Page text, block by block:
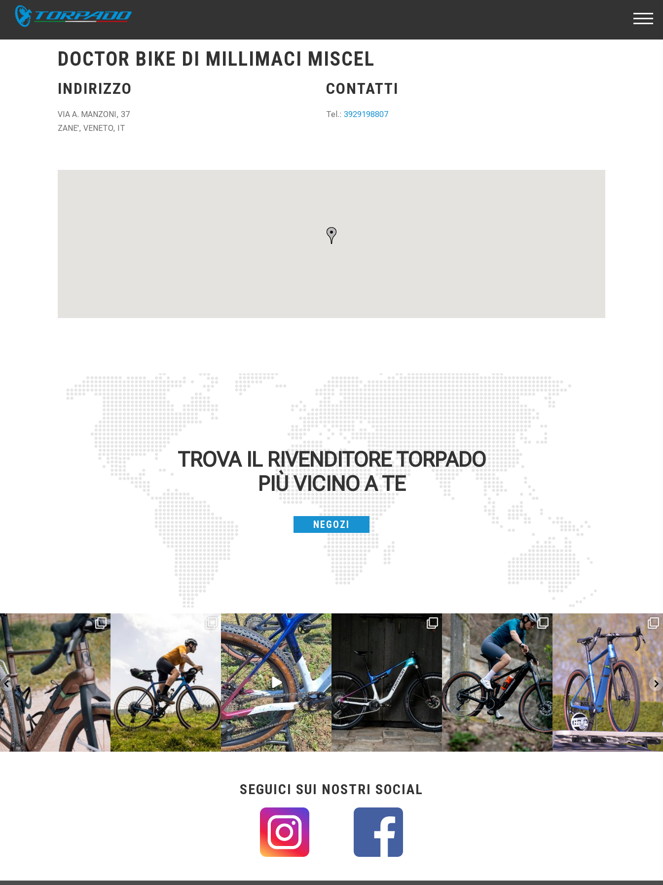
DOCTOR BIKE DI MILLIMACI MISCEL
INDIRIZZO
VIA A. MANZONI, 37
ZANE', VENETO, IT
CONTATTI
Tel.: 3929198807
TROVA IL RIVENDITORETORPADO
PIÙ VICINO A TE
NEGOZI
Kepler R è la gravel pensata per affrontare
lunghe...
26 0
Parte dalla strada, continua sulla ghiaia,
2
Torpado ai Campionati Italiani XCO & E-
MTB
...
116 1
ReNero R è stata sviluppata per offrire
Ieri erano distanze. Oggi con Xanto S
sono...
25 0
Ogni strada racconta una storia.
Con Kepler...
26 0
SEGUICI SUI NOSTRI SOCIAL